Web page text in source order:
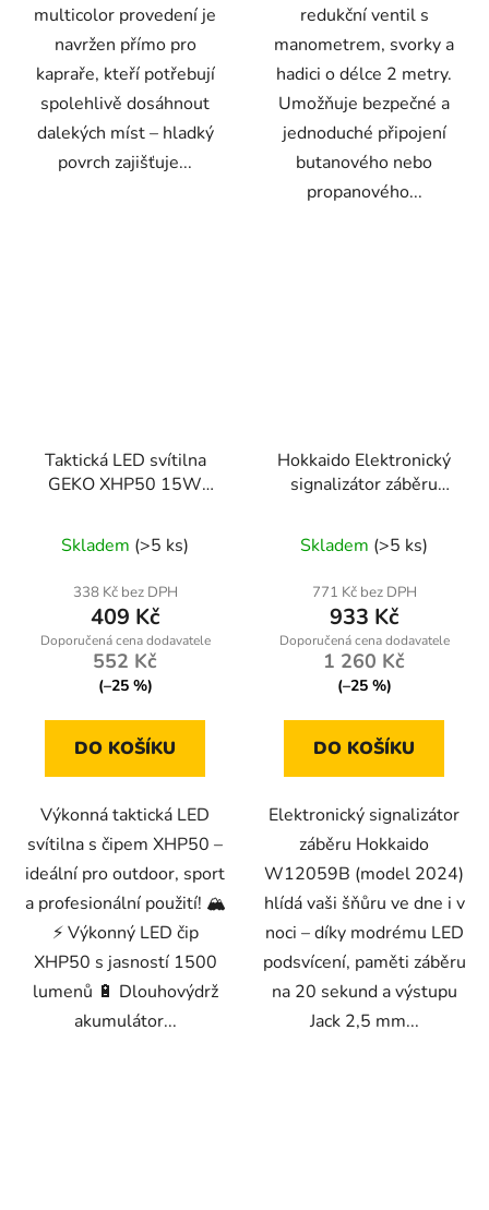
multicolor provedení je
navržen přímo pro
kapraře, kteří potřebují
spolehlivě dosáhnout
dalekých míst – hladký
povrch zajišťuje...
redukční ventil s
manometrem, svorky a
hadici o délce 2 metry.
Umožňuje bezpečné a
jednoduché připojení
butanového nebo
propanového...
Taktická LED svítilna
GEKO XHP50 15W
akumulátorem
1800mAh - voděodolná
IPX3
Skladem (>5 ks)
338 Kč bez DPH
409 Kč
552 Kč
(–25 %)
DO KOŠÍKU
Výkonná taktická LED
svítilna s čipem XHP50 –
ideální pro outdoor, sport
a profesionální použití! 🏔️
⚡ Výkonný LED čip
XHP50 s jasností 1500
lumenů 🔋 Dlouhovýdrž
akumulátor...
Hokkaido Elektronický
signalizátor záběru
mm, noční režim, paměť
záběru
Skladem (>5 ks)
771 Kč bez DPH
933 Kč
1 260 Kč
(–25 %)
DO KOŠÍKU
Elektronický signalizátor
záběru Hokkaido
W12059B (model 2024)
hlídá vaši šňůru ve dne i v
noci – díky modrému LED
podsvícení, paměti záběru
na 20 sekund a výstupu
Jack 2,5 mm...